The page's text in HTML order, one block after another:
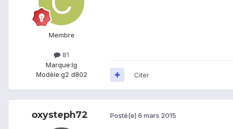
Membre
81
Marque:lg
Modèle:g2 d802 Citer
oxysteph72 Posté(e) 6 mars 2015